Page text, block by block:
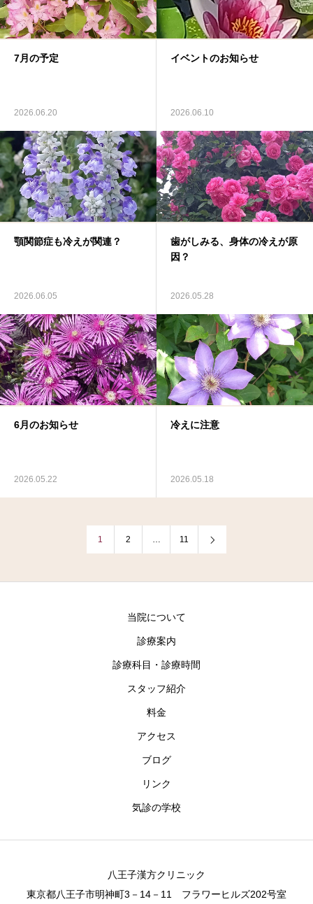
7月の予定
2026.06.20
イベントのお知らせ
2026.06.10
顎関節症も冷えが関連？
2026.06.05
歯がしみる、身体の冷えが原
因？
2026.05.28
6月のお知らせ
2026.05.22
冷えに注意
2026.05.18
1 2 … 11
当院について
診療案内
診療科目・診療時間
スタッフ紹介
料金
アクセス
ブログ
リンク
気診の学校
八王子漢方クリニック
東京都八王子市明神町3－14－11 フラワーヒルズ202号室